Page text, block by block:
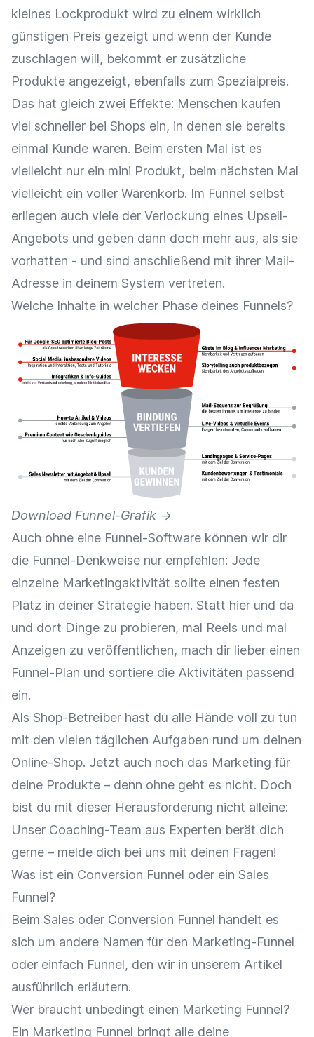
kleines Lockprodukt wird zu einem wirklich
günstigen Preis gezeigt und wenn der Kunde
zuschlagen will, bekommt er zusätzliche
Produkte angezeigt, ebenfalls zum Spezialpreis.
Das hat gleich zwei Effekte: Menschen kaufen
viel schneller bei Shops ein, in denen sie bereits
einmal Kunde waren. Beim ersten Mal ist es
vielleicht nur ein mini Produkt, beim nächsten Mal
vielleicht ein voller Warenkorb. Im Funnel selbst
erliegen auch viele der Verlockung eines Upsell-
Angebots und geben dann doch mehr aus, als sie
vorhatten - und sind anschließend mit ihrer Mail-
Adresse in deinem System vertreten.
Welche Inhalte in welcher Phase deines Funnels?
Download Funnel-Grafik ->
Auch ohne eine Funnel-Software können wir dir
die Funnel-Denkweise nur empfehlen: Jede
einzelne Marketingaktivität sollte einen festen
Platz in deiner Strategie haben. Statt hier und da
und dort Dinge zu probieren, mal Reels und mal
Anzeigen zu veröffentlichen, mach dir lieber einen
Funnel-Plan und sortiere die Aktivitäten passend
ein.
Als Shop-Betreiber hast du alle Hände voll zu tun
mit den vielen täglichen Aufgaben rund um deinen
Online-Shop. Jetzt auch noch das Marketing für
deine Produkte – denn ohne geht es nicht. Doch
bist du mit dieser Herausforderung nicht alleine:
Unser Coaching-Team aus Experten berät dich
gerne – melde dich bei uns mit deinen Fragen!
Was ist ein Conversion Funnel oder ein Sales
Funnel?
Beim Sales oder Conversion Funnel handelt es
sich um andere Namen für den Marketing-Funnel
oder einfach Funnel, den wir in unserem Artikel
ausführlich erläutern.
Wer braucht unbedingt einen Marketing Funnel?
Ein Marketing Funnel bringt alle deine